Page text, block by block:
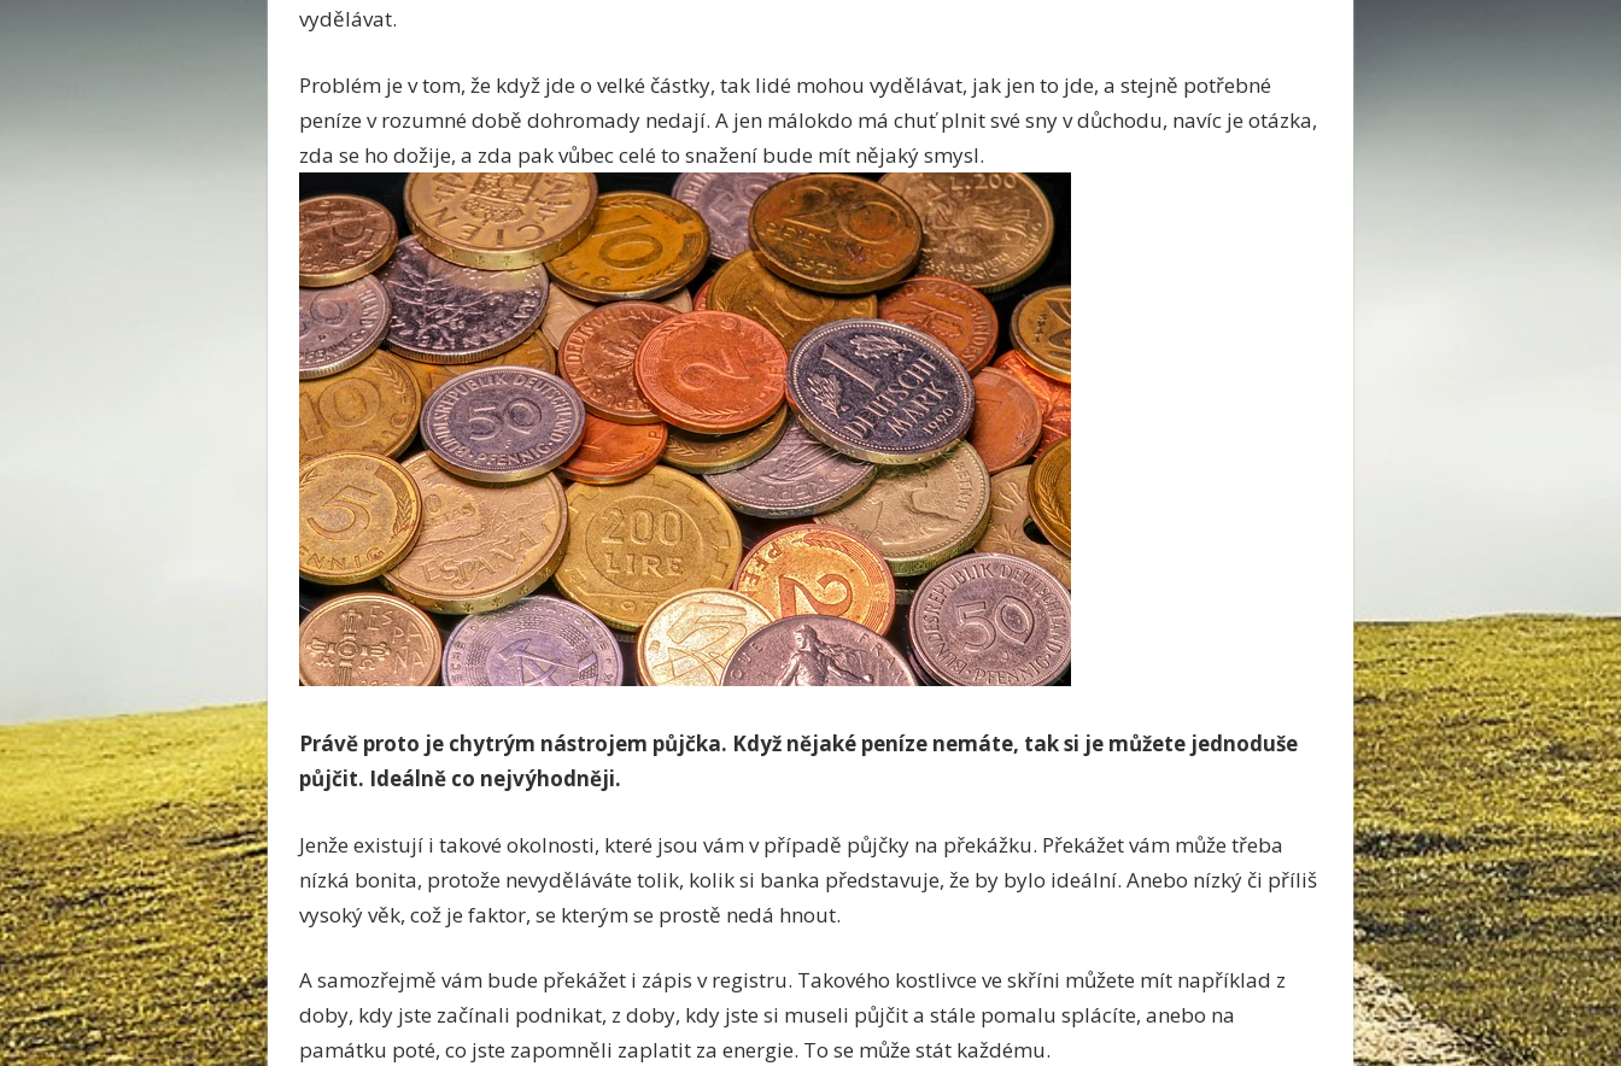
vydělávat.
Problém je v tom, že když jde o velké částky, tak lidé mohou vydělávat, jak jen to jde, a stejně potřebné
peníze v rozumné době dohromady nedají. A jen málokdo má chuť plnit své sny v důchodu, navíc je otázka,
zda se ho dožije, a zda pak vůbec celé to snažení bude mít nějaký smysl.
Právě proto je chytrým nástrojem půjčka. Když nějaké peníze nemáte, tak si je můžete jednoduše
půjčit. Ideálně co nejvýhodněji.
Jenže existují i takové okolnosti, které jsou vám v případě půjčky na překážku. Překážet vám může třeba
nízká bonita, protože nevyděláváte tolik, kolik si banka představuje, že by bylo ideální. Anebo nízký či příliš
vysoký věk, což je faktor, se kterým se prostě nedá hnout.
A samozřejmě vám bude překážet i zápis v registru. Takového kostlivce ve skříni můžete mít například z
doby, kdy jste začínali podnikat, z doby, kdy jste si museli půjčit a stále pomalu splácíte, anebo na
památku poté, co jste zapomněli zaplatit za energie. To se může stát každému.